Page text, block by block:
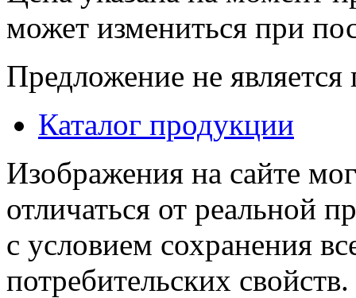
может измениться при
Предложение не
Каталог продукции
Изображения на сайте
отличаться от реальной
с условием сохранения
потребительских свойств.